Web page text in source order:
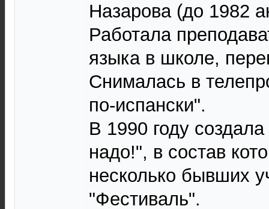
Назарова (до 1982
Работала
языка в школе,
Снималась в
по-испански".
В 1990 году
надо!", в состав
несколько бывших
"Фестиваль".